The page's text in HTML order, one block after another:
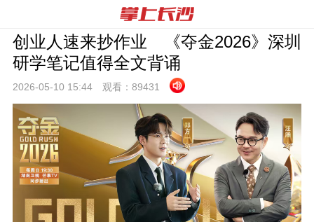
创业人速来抄作业 《夺金2026》深圳
研学笔记值得全文背诵
2026-05-10 15:44 观看： 89431